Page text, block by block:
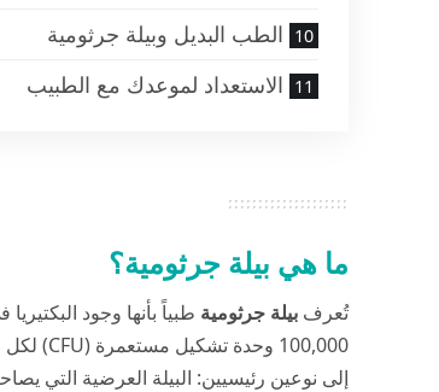
الطب البديل وبيلة جرثومية
الاستعداد لموعدك مع الطبيب
ما هي بيلة جرثومية؟
تُعرفبيلة جرثومية طبياً بأنها وجود
100,000 وحدة تشكيل مستعمرة (CFU) لكل مليلتر. وفقاً لتقارير
إلى نوعين رئيسيين: البيلة العرضية التي